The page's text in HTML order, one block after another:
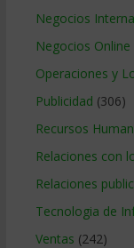
Negocios
Negocios Online
Operaciones y
Publicidad (306)
Recursos
Relaciones con
Relaciones
Tecnologia de
Ventas (242)